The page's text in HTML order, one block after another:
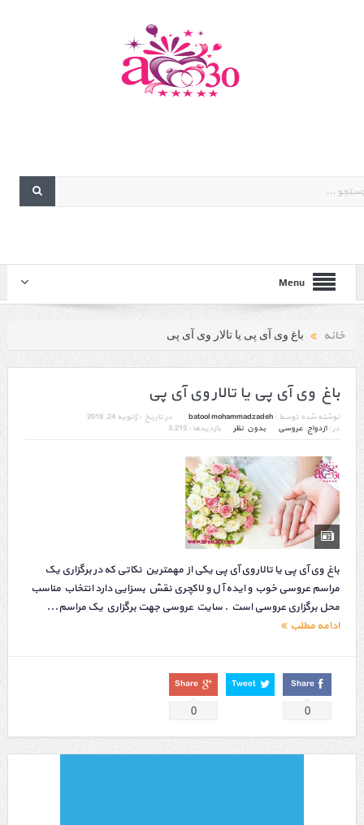
Menu
خانه باغ وی آی پی یا تالار وی آی پی
باغ وی آی پی یا تالار وی آی پی
نوشته شده توسط : batool mohammadzadeh در تاریخ :ژانویه 24, 2018
در :ازدواج, عروسی بدون نظر بازدیدها : 3,215
باغ وی آی پی یا تالار وی آی پی یکی از مهمترین نکاتی که در برگزاری یک
مراسم عروسی خوب و ایده آل و لاکچری نقش بسزایی دارد انتخاب مناسب
محل برگزاری عروسی است . سایت عروسی جهت برگزاری یک مراسم...
ادامه مطلب
Share
0
Tweet
Share
0